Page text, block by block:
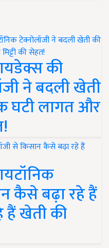
की
ने बदली खेती
घटी लागत और
कैसे बढ़ा रहे हैं
हैं खेती की